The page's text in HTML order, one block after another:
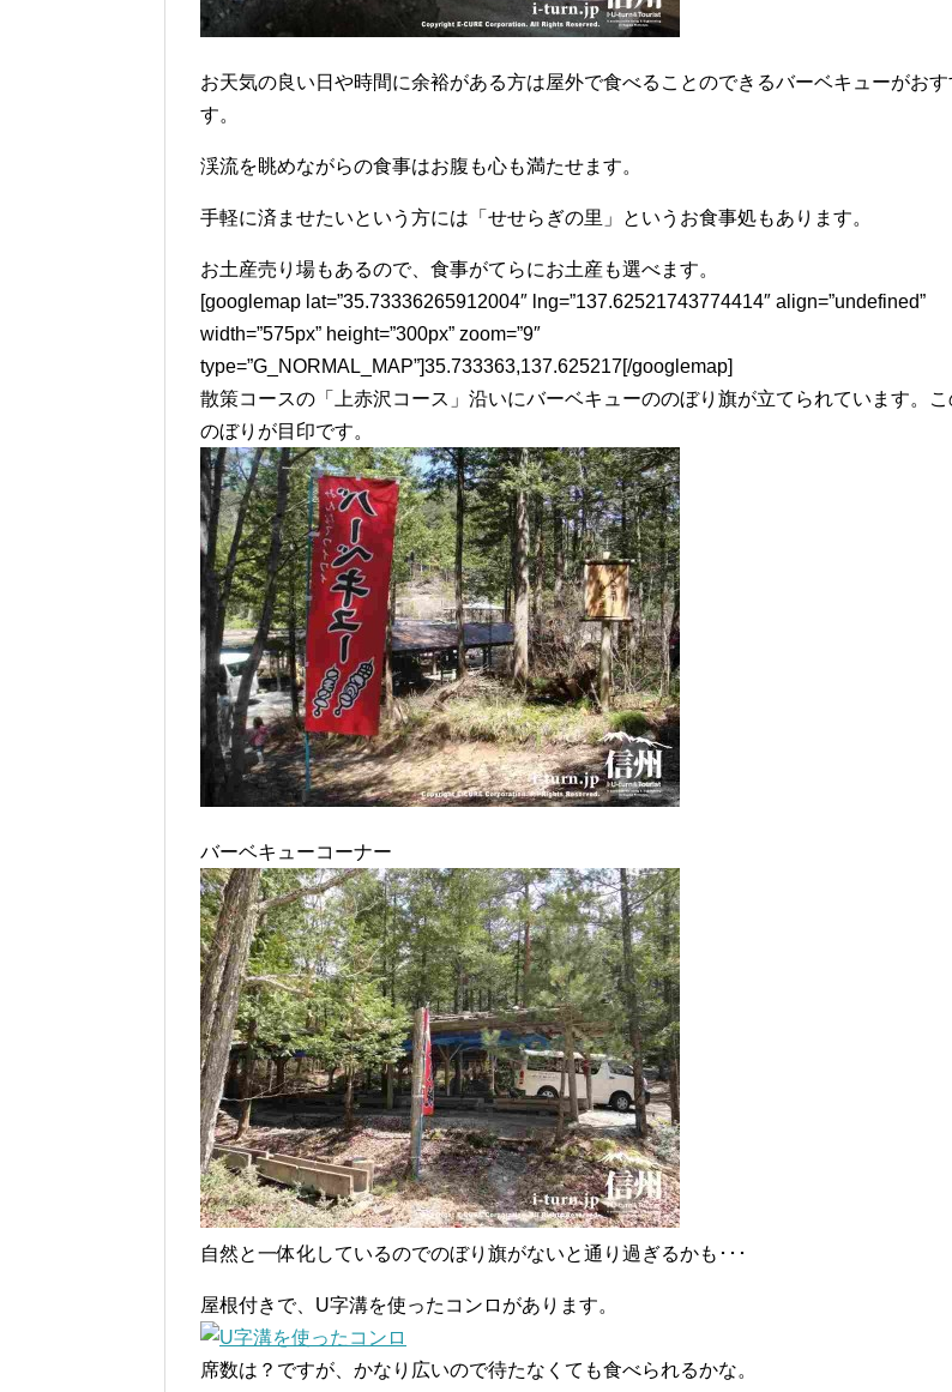
お天気の良い日や時間に余裕がある方は屋外で食べることのできるバーベキューがお
す。
渓流を眺めながらの食事はお腹も心も満たせます。
手軽に済ませたいという方には「せせらぎの里」というお食事処もあります。
お土産売り場もあるので、食事がてらにお土産も選べます。
[googlemap lat=”35.73336265912004″ lng=”137.62521743774414″ align=”undefined”
width=”575px” height=”300px” zoom=”9″
type=”G_NORMAL_MAP”]35.733363,137.625217[/googlemap]
散策コースの「上赤沢コース」沿いにバーベキューののぼり旗が立てられています。こ
のぼりが目印です。
バーベキューコーナー
自然と一体化しているのでのぼり旗がないと通り過ぎるかも･･･
屋根付きで、U字溝を使ったコンロがあります。
席数は？ですが、かなり広いので待たなくても食べられるかな。